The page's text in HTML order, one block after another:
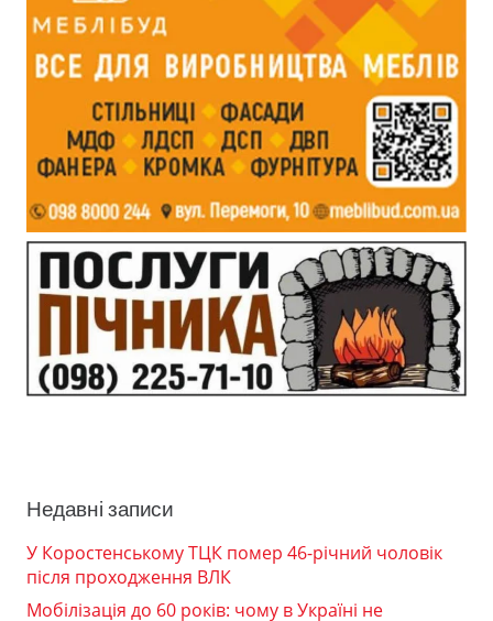
Недавні записи
У Коростенському ТЦК помер 46-річний чоловік
після проходження ВЛК
Мобілізація до 60 років: чому в Україні не